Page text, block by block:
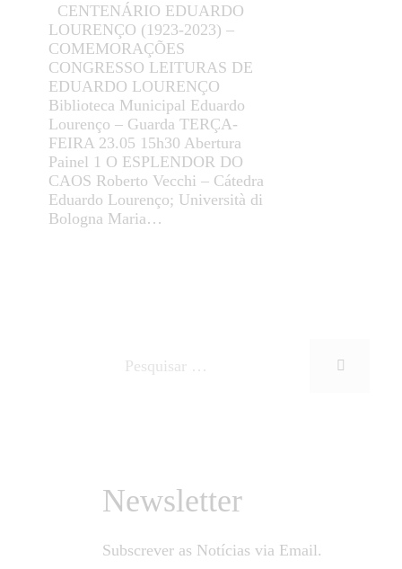
CENTENÁRIO EDUARDO
LOURENÇO (1923-2023) –
COMEMORAÇÕES
CONGRESSO LEITURAS DE
EDUARDO LOURENÇO
Biblioteca Municipal Eduardo
Lourenço – Guarda TERÇA-
FEIRA 23.05 15h30 Abertura
Painel 1 O ESPLENDOR DO
CAOS Roberto Vecchi – Cátedra
Eduardo Lourenço; Università di
Bologna Maria…
Newsletter
Subscrever as Notícias via Email.